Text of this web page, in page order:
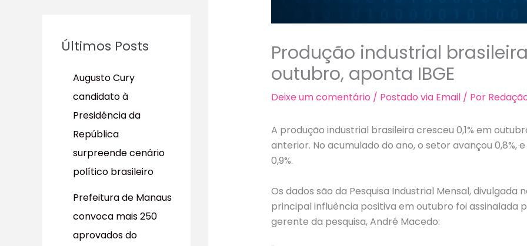
Últimos Posts
Augusto Cury
candidato à
Presidência da
República
surpreende cenário
político brasileiro
Prefeitura de Manaus
convoca mais 250
aprovados do
Produção industrial
outubro, aponta IBGE
Deixe um comentário / Postado via Email / Por
A produção industrial brasileira cresceu 0,1% em
anterior. No acumulado do ano, o setor avançou 0,8%,
0,9%.
Os dados são da Pesquisa Industrial Mensal,
principal influência positiva em outubro foi assinalada
gerente da pesquisa, André Macedo: